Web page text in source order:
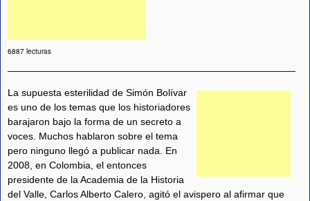
6887 lecturas
La supuesta esterilidad de Simón Bolívar
es uno de los temas que los historiadores
barajaron bajo la forma de un secreto a
voces. Muchos hablaron sobre el tema
pero ninguno llegó a publicar nada. En
2008, en Colombia, el entonces
presidente de la Academia de la Historia
del Valle, Carlos Alberto Calero, agitó el avispero al afirmar que